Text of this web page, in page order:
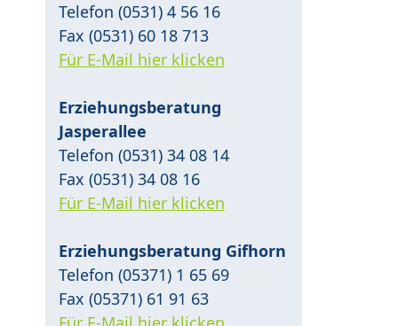
Telefon (0531) 4 56 16
Fax (0531) 60 18 713
Für E-Mail hier klicken
Erziehungsberatung
Jasperallee
Telefon (0531) 34 08 14
Fax (0531) 34 08 16
Für E-Mail hier klicken
Erziehungsberatung Gifhorn
Telefon (05371) 1 65 69
Fax (05371) 61 91 63